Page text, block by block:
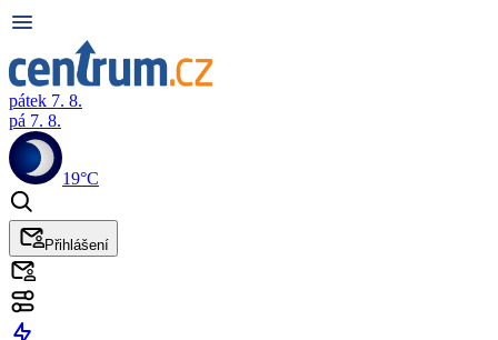
pátek 7. 8.
pá 7. 8.
19°C
Přihlášení